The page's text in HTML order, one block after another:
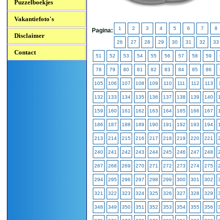
Puzzelboekjes
Vakantiefoto's
Disclaimer
Contact
Pagina: 1 2 3 4 5 6 7 8
26 27 28 29 30 31 32 33
51 52 53 54 55 56 57 58 59
78 79 80 81 82 83 84 85 86
105 106 107 108 109 110 111 112 113
132 133 134 135 136 137 138 139 140
159 160 161 162 163 164 165 166 167
186 187 188 189 190 191 192 193 194
213 214 215 216 217 218 219 220 221
240 241 242 243 244 245 246 247 248
267 268 269 270 271 272 273 274 275
294 295 296 297 298 299 300 301 302
321 322 323 324 325 326 327 328 329
348 349 350 351 352 353 354 355 356